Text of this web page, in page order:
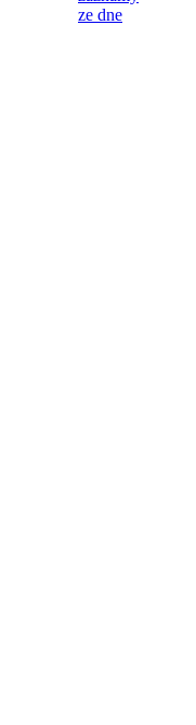
ze dne